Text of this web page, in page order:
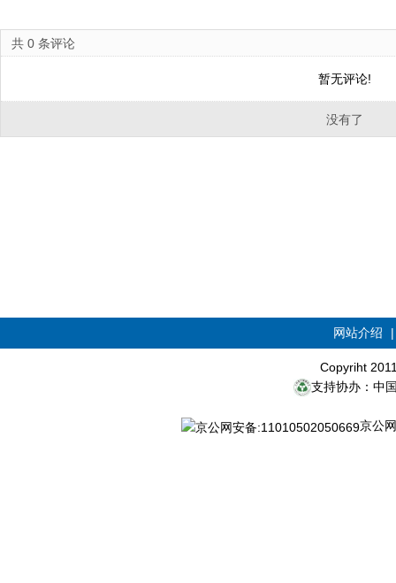
共 0 条评论
暂无评论!
没有了
网站介绍
Copyriht
支持协办：中
京公